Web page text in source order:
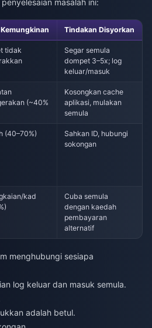
Tindakan Disyorkan
tidak
Segar semula
dompet 3–5x; log
keluar/masuk
(~40%
Kosongkan cache
aplikasi, mulakan
semula
(40–70%)
Sahkan ID, hubungi
sokongan
kad
Cuba semula
dengan kaedah
pembayaran
alternatif
menghubungi sesiapa
log keluar dan masuk semula.
adalah betul.